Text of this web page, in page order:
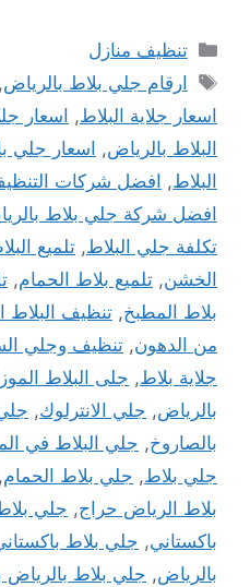
التصنيفات
تنظيف منازل
الوسوم
ارقام جلي بلاط بالرياض,
اسعار جلاية البلاط, اسعار
البلاط بالرياض, اسعار جلي
البلاط, افضل شركات
افضل شركة جلي بلاط
تكلفة جلي البلاط, تلميع
الخشن, تلميع بلاط الحمام,
بلاط المطبخ, تنظيف البلاط
من الدهون, تنظيف وجلي
جلاية بلاط, جلى البلاط
بالرياض, جلي الانترلوك,
بالصاروخ, جلي البلاط في
جلي بلاط, جلي بلاط الحمام,
بلاط الرياض حراج, جلي
باكستاني, جلي بلاط
بالرياض, جلي بلاط بالرياض